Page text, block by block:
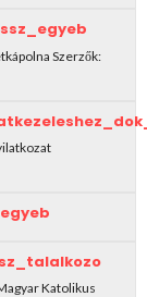
Szerzők:
Katolikus